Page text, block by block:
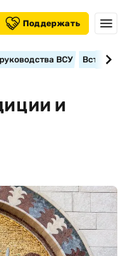
Поддержать
ВСУ
И